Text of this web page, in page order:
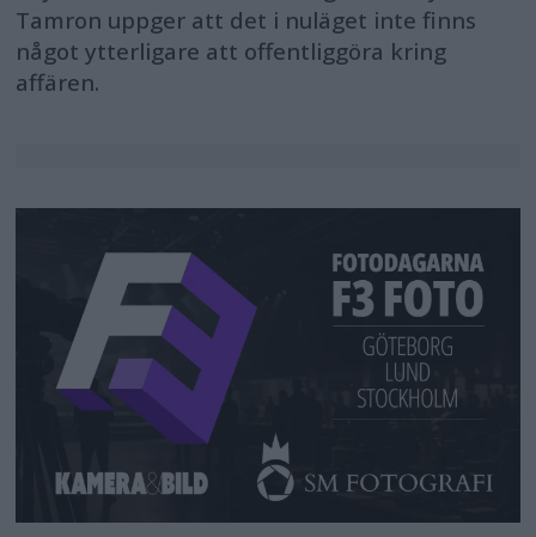
and responsible use of AI, setting
safeguards and ensuring
transparency, and proposal 37 (3) on
including persons with disabilities.
Tamron uppger att det i nuläget inte finns
något ytterligare att offentliggöra kring
affären.